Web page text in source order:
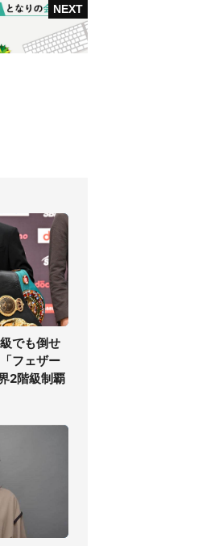
でも倒せ
フェザー
2階級制覇